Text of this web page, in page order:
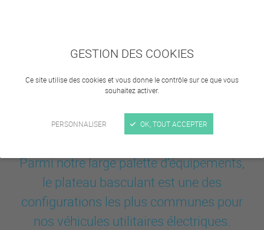
GESTION DES COOKIES
Ce site utilise des cookies et vous donne le contrôle sur ce que vous
souhaitez activer.
PERSONNALISER OK, TOUT ACCEPTER
Parmi notre large palette d’équipements,
le plateau basculant est une des
configurations les plus communes pour
nos véhicules utilitaires électriques.